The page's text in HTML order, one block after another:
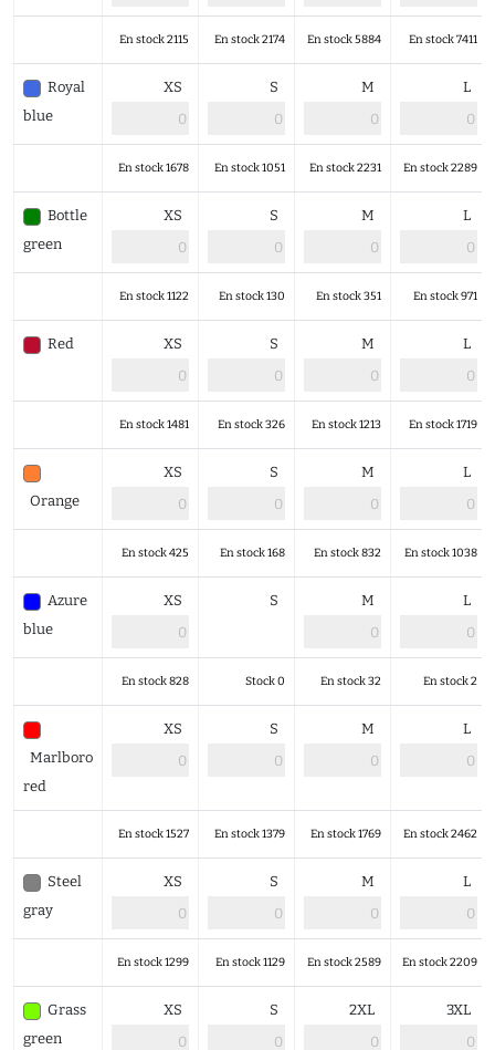
En stock 2115 En stock 2174 En stock 5884 En stock 7411
Royal
blue
XS S M L
En stock 1678 En stock 1051 En stock 2231 En stock 2289
Bottle
green
XS S M L
En stock 1122 En stock 130 En stock 351 En stock 971
Red XS S M L
En stock 1481 En stock 326 En stock 1213 En stock 1719
Orange
XS S M L
En stock 425 En stock 168 En stock 832 En stock 1038
Azure
blue
XS S M L
En stock 828 Stock 0 En stock 32 En stock 2
Marlboro
red
XS S M L
En stock 1527 En stock 1379 En stock 1769 En stock 2462
Steel
gray
XS S M L
En stock 1299 En stock 1129 En stock 2589 En stock 2209
Grass
green
XS S 2XL 3XL